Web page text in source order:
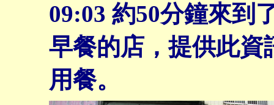
09:03 約50分鐘來到
早餐的店，提供此資
用餐。